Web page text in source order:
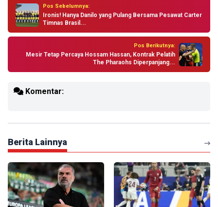
Pos Sebelumnya:
Ironis! Hanya Danilo yang Pulang Bersama Pesawat Carter
Timnas Brasil...
Pos Berikutnya:
Mesir Tetap Percaya Hossam Hassan, Kontrak Pelatih
The Pharaohs Diperpanjang...
Komentar:
Berita Lainnya